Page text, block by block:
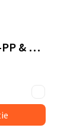
Lunchbox Bento R-PP & Bamboe